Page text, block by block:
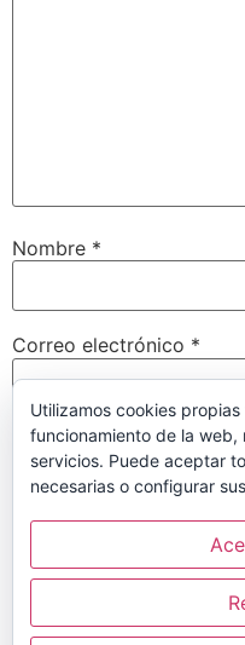
Nombre *
Correo electrónico *
Web
Guarda mi nombre,
navegador para la
Utilizamos cookies
funcionamiento de la web,
servicios. Puede aceptar
necesarias o configurar